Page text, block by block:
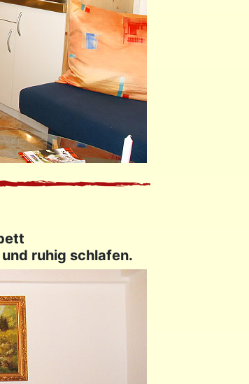
ruhig schlafen.